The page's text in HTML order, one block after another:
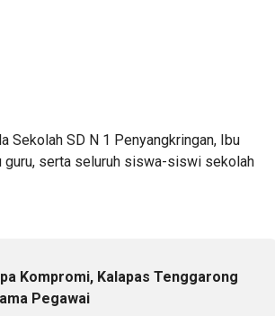
Sekolah SD N 1 Penyangkringan, Ibu
guru, serta seluruh siswa-siswi sekolah
Kompromi, Kalapas Tenggarong
Pegawai